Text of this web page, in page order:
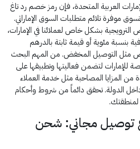
العربية المتحدة، فإن رمز خصم رد تاغ
تسوق موفرة تلائم متطلبات السوق الإماراتي.
بشكل خاص لعملائنا في الإمارات،
مئوية أو قيمة ثابتة بالدرهم
مثل التوصيل المخفض. من المهم البحث
للإمارات لتضمن فعاليتها وتطبيقها على
من المزايا المصاحبة مثل خدمة العملاء
الدولة. تحقق دائماً من شروط وأحكام
لمنطقتك.
توصيل مجاني: شحن